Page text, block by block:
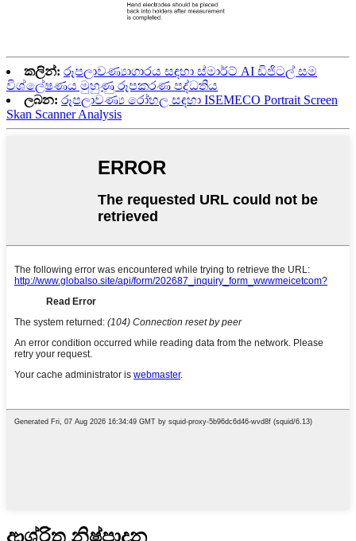
කලින්: රූපලාවණ්‍යාගාරය සඳහා ස්මාර්ට් AI ඩිජිටල් සම
විශ්ලේෂණය මුහුණු රූපකරණ පද්ධතිය
ලබන: රූපලාවණ්‍ය රෝහල සඳහා ISEMECO Portrait Screen
Skan Scanner Analysis
ආශ්රිත නිෂ්පාදන